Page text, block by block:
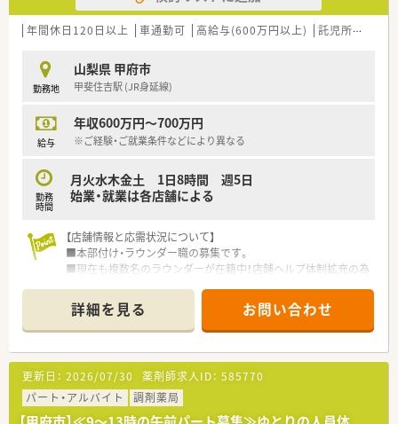
【募集背景と求める人物像について】
■本社付けのラウンダーとして各店舗をサポートし、周囲の状況
■患者様のために何ができるかを主体的に考え、一生懸命に行動
できる向上心のある方を求めております。
■外来や在宅など、幅広く柔軟にご対応頂ける方歓迎です。
【法人特徴について】
■山梨県内を中心に12店舗を運営しており、地域に根ざした経
です。
■勤続40年を超える大ベテランが在籍していることからも分か
る通り、定着率が非常に高く長期的なキャリア形成が可能な環境
■経営層が現場の負担軽減を常に意識しており、在宅業務なども
無理のない範囲で進められるよう配慮されているため安心で
す。
【勤務実態について】
■全店舗を通して残業は月平均5時間から10時間程度と非常に
少なく、仕事が終わった後のプライベートな時間を十分に確保で
■本社所属のラウンダーが複数名在籍しているため、急な欠員や
体調不良時にも相互にフォローし合える体制が構築されていま
す。
■24時間対応の電話受付は本社の幹部スタッフが持ち回りで担
年間休日120日以上 車通勤可 高給与(600万円以上) 託児所あり
勤務地
山梨県 甲府市
甲斐住吉駅 (JR身延線)
給与
年収600万円～700万円
※ご経験・ご就業条件などにより異なる
勤務
時間
月火水木金土 1日8時間 週5日
始業・就業は各店舗による
【店舗情報と応需状況について】
■本部付け・ラウンダー職の募集です。
■現在も複数名のラウンダーが在籍中！店舗ヘルプ体制拡充の為
■年収は600万円以上！管理薬剤師できる方は650万円以上。地
域支援体制のマネジメントが可能な方は700万円もご相談可能
です。
【募集背景と求める人物像について】
■さらなる店舗ヘルプ体制の拡充を目指しており、本部所属のラ
ウンダーとして各店舗を支えていただける方を急募していま
す。
詳細を見る お問い合わせ
更新日： 2026/07/30 薬剤師求人ID： 585770
パート・アルバイト
調剤薬局